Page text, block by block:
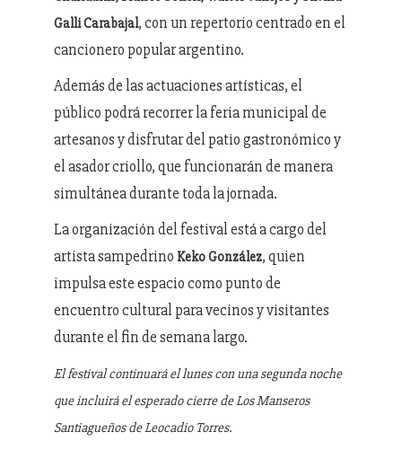
Galli Carabajal, con un repertorio centrado en el
cancionero popular argentino.
Además de las actuaciones artísticas, el
público podrá recorrer la feria municipal de
artesanos y disfrutar del patio gastronómico y
el asador criollo, que funcionarán de manera
simultánea durante toda la jornada.
La organización del festival está a cargo del
artista sampedrino Keko González, quien
impulsa este espacio como punto de
encuentro cultural para vecinos y visitantes
durante el fin de semana largo.
El festival continuará el lunes con una segunda noche
que incluirá el esperado cierre de Los Manseros
Santiagueños de Leocadio Torres.